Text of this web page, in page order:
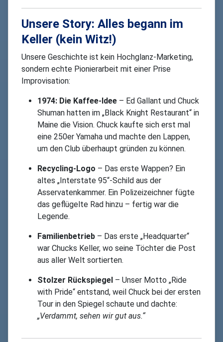
Unsere Story: Alles begann im
Keller (kein Witz!)
Unsere Geschichte ist kein Hochglanz-Marketing,
sondern echte Pionierarbeit mit einer Prise
Improvisation:
1974: Die Kaffee-Idee – Ed Gallant und Chuck
Shuman hatten im „Black Knight Restaurant“ in
Maine die Vision. Chuck kaufte sich erst mal
eine 250er Yamaha und machte den Lappen,
um den Club überhaupt gründen zu können.
Recycling-Logo – Das erste Wappen? Ein
altes „Interstate 95“-Schild aus der
Asservatenkammer. Ein Polizeizeichner fügte
das geflügelte Rad hinzu – fertig war die
Legende.
Familienbetrieb – Das erste „Headquarter“
war Chucks Keller, wo seine Töchter die Post
aus aller Welt sortierten.
Stolzer Rückspiegel – Unser Motto „Ride
with Pride“ entstand, weil Chuck bei der ersten
Tour in den Spiegel schaute und dachte:
„Verdammt, sehen wir gut aus.“